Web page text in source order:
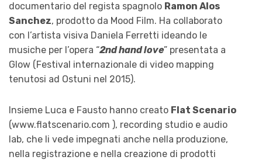
documentario del regista spagnolo Ramon Alos
Sanchez, prodotto da Mood Film. Ha collaborato
con l’artista visiva Daniela Ferretti ideando le
musiche per l’opera “2nd hand love” presentata a
Glow (Festival internazionale di video mapping
tenutosi ad Ostuni nel 2015).
Insieme Luca e Fausto hanno creato Flat Scenario
(www.flatscenario.com ), recording studio e audio
lab, che li vede impegnati anche nella produzione,
nella registrazione e nella creazione di prodotti